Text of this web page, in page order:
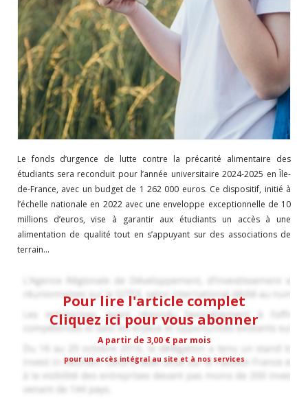
Le fonds d’urgence de lutte contre la précarité alimentaire des
étudiants sera reconduit pour l’année universitaire 2024-2025 en Île-
de-France, avec un budget de 1 262 000 euros. Ce dispositif, initié à
l’échelle nationale en 2022 avec une enveloppe exceptionnelle de 10
millions d’euros, vise à garantir aux étudiants un accès à une
alimentation de qualité tout en s’appuyant sur des associations de
terrain...
Pour lire l'article complet
Cliquez ici pour vous abonner
A partir de 3,00 € par mois
pour un accès intégral au site et à nos services